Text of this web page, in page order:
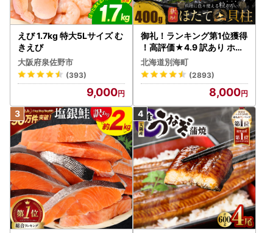
えび 1.7kg 特大5Lサイズ む
きえび
大阪府泉佐野市
(393)
9,000
御礼！ランキング第1位獲得
！高評価★4.9 訳あり ホタ
テ 400g（ほたて 帆立 貝柱
冷凍 ）
北海道別海町
(2893)
8,000